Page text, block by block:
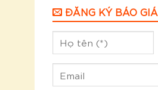
ĐĂNG KÝ BÁO GIÁ